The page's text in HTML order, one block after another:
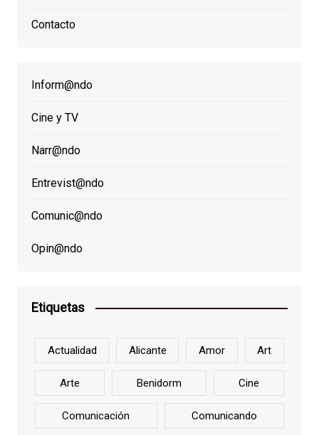
Contacto
Inform@ndo
Cine y TV
Narr@ndo
Entrevist@ndo
Comunic@ndo
Opin@ndo
Etiquetas
Actualidad Alicante Amor Art
Arte Benidorm Cine
Comunicación Comunicando